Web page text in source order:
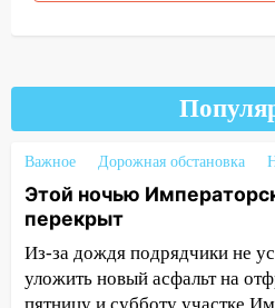
выложили
8 августа в шторм
блогера
Этой ночью
будет перекрыт
13:49
Ульяновской области
квартир сиротам и
Важное Дорожная обстановка
Этой ночью
перекрыт
Из-за дождя подрядчики не
уложить новый асфальт на